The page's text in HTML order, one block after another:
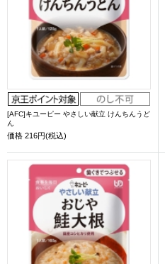
[AFC]キユーピー やさしい献立 けんちんうど
ん
価格 216円(税込)